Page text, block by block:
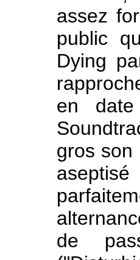
assez
public
Dying
en
gros son
de